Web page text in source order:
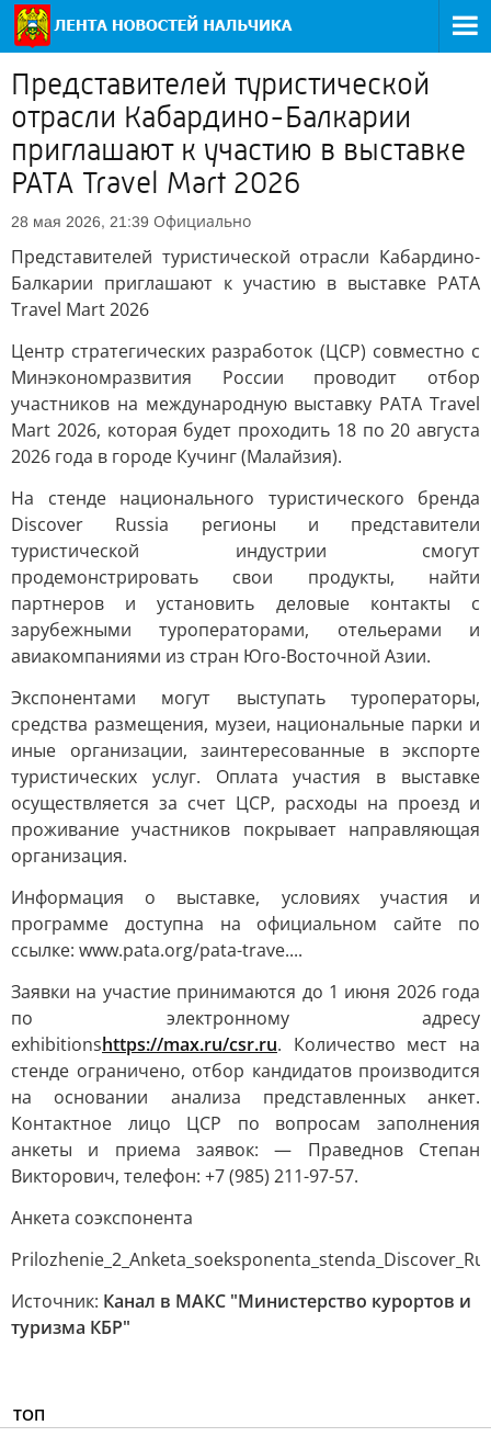
Представителей туристической
отрасли Кабардино-Балкарии
приглашают к участию в выставке
PATA Travel Mart 2026
28 мая 2026, 21:39 Официально
Представителей туристической отрасли Кабардино-
Балкарии приглашают к участию в выставке PATA
Travel Mart 2026
Центр стратегических разработок (ЦСР) совместно с
Минэкономразвития России проводит отбор
участников на международную выставку PATA Travel
Mart 2026, которая будет проходить 18 по 20 августа
2026 года в городе Кучинг (Малайзия).
На стенде национального туристического бренда
Discover Russia регионы и представители
туристической индустрии смогут
продемонстрировать свои продукты, найти
партнеров и установить деловые контакты с
зарубежными туроператорами, отельерами и
авиакомпаниями из стран Юго-Восточной Азии.
Экспонентами могут выступать туроператоры,
средства размещения, музеи, национальные парки и
иные организации, заинтересованные в экспорте
туристических услуг. Оплата участия в выставке
осуществляется за счет ЦСР, расходы на проезд и
проживание участников покрывает направляющая
организация.
Информация о выставке, условиях участия и
программе доступна на официальном сайте по
ссылке: www.pata.org/pata-trave....
Заявки на участие принимаются до 1 июня 2026 года
по электронному адресу
exhibitionshttps://max.ru/csr.ru. Количество мест на
стенде ограничено, отбор кандидатов производится
на основании анализа представленных анкет.
Контактное лицо ЦСР по вопросам заполнения
анкеты и приема заявок: — Праведнов Степан
Викторович, телефон: +7 (985) 211-97-57.
Анкета соэкспонента
Источник: Канал в МАКС "Министерство курортов и
туризма КБР"
ТОП